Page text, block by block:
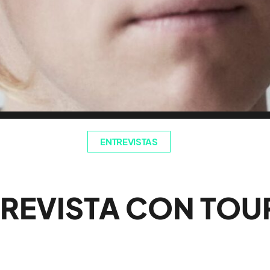
ENTREVISTAS
CON